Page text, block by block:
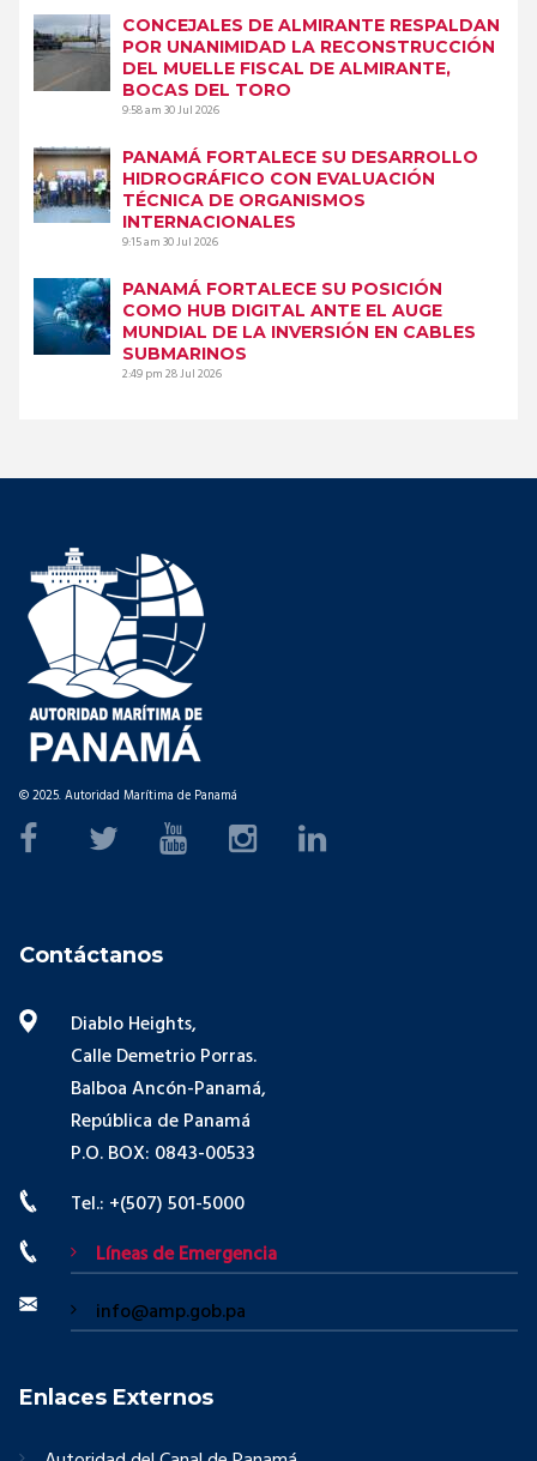
CONCEJALES DE ALMIRANTE RESPALDAN
POR UNANIMIDAD LA RECONSTRUCCIÓN
DEL MUELLE FISCAL DE ALMIRANTE,
BOCAS DEL TORO
9:58 am30 Jul 2026
PANAMÁ FORTALECE SU DESARROLLO
HIDROGRÁFICO CON EVALUACIÓN
TÉCNICA DE ORGANISMOS
INTERNACIONALES
9:15 am30 Jul 2026
PANAMÁ FORTALECE SU POSICIÓN
COMO HUB DIGITAL ANTE EL AUGE
MUNDIAL DE LA INVERSIÓN EN CABLES
SUBMARINOS
2:49 pm28 Jul 2026
© 2025. Autoridad Marítima de Panamá
Contáctanos
Diablo Heights,
Calle Demetrio Porras.
Balboa Ancón-Panamá,
República de Panamá
P.O. BOX: 0843-00533
Tel.: +(507) 501-5000
Líneas de Emergencia
info@amp.gob.pa
Enlaces Externos